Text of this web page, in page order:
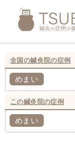
全国の鍼灸院の症例
めまい
この鍼灸院の症例
めまい